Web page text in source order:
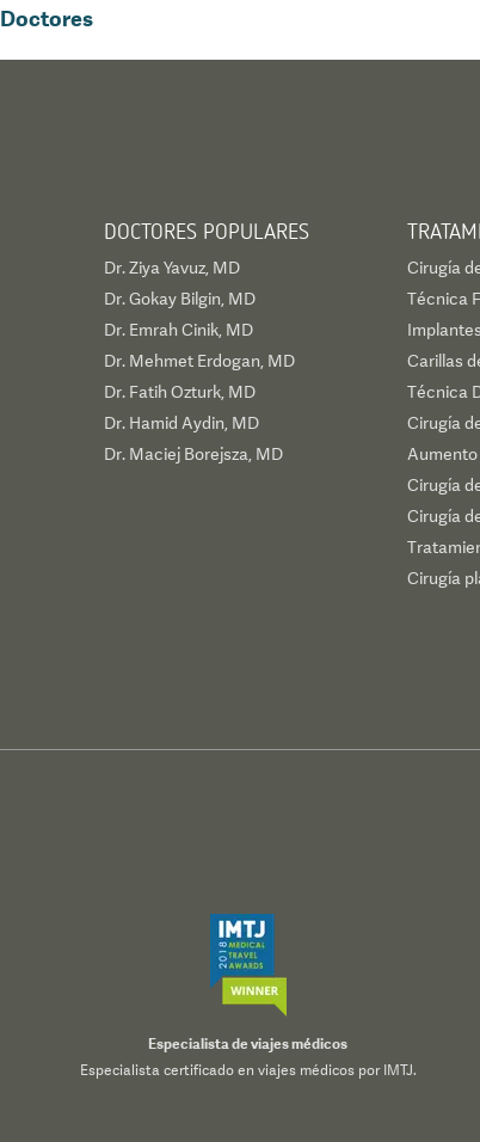
Doctores
DOCTORES POPULARES
Dr. Ziya Yavuz, MD
Dr. Gokay Bilgin, MD
Dr. Emrah Cinik, MD
Dr. Mehmet Erdogan, MD
Dr. Fatih Ozturk, MD
Dr. Hamid Aydin, MD
Dr. Maciej Borejsza, MD
Cirugía
Técnica
Carillas
Técnica
Cirugía
Cirugía
Cirugía
Cirugía
Especialista de viajes médicos
Especialista certificado en viajes médicos por IMTJ.